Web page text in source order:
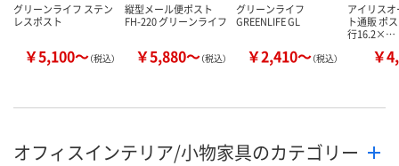
グリーンライフ ステン
レスポスト
￥5,100～（税込）
縦型メール便ポスト
FH-220 グリーンライフ
￥5,880～（税込）
グリーンライフ
GREENLIFE GL
￥2,410～（税込）
アイリス
ト通販 ポ
行16.2×…
￥
オフィスインテリア/小物家具のカテゴリー